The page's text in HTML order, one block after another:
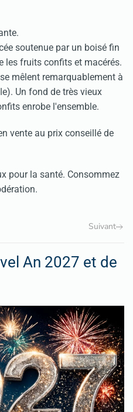
soutenue par un boisé fin
les fruits confits et macérés.
mêlent remarquablement à
Un fond de très vieux
enrobe l'ensemble.
vente au prix conseillé de
pour la santé. Consommez
Suivant
An 2027 et de